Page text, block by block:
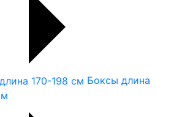
Боксы длина